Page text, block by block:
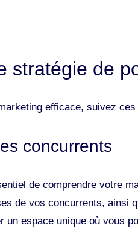
stratégie de
efficace, suivez
concurrents
de comprendre votre
de vos concurrents, ainsi
espace unique où vous